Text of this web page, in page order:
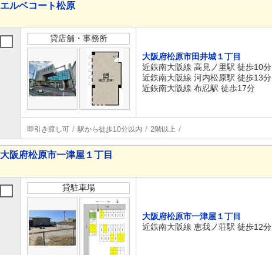
エルベコート松原
貸店舗・事務所
大阪府松原市田井城１丁目
近鉄南大阪線 高見ノ里駅 徒歩10分
近鉄南大阪線 河内松原駅 徒歩13分
近鉄南大阪線 布忍駅 徒歩17分
即引き渡し可 駅から徒歩10分以内 2階以上
大阪府松原市一津屋１丁目
貸駐車場
大阪府松原市一津屋１丁目
近鉄南大阪線 恵我ノ荘駅 徒歩12分